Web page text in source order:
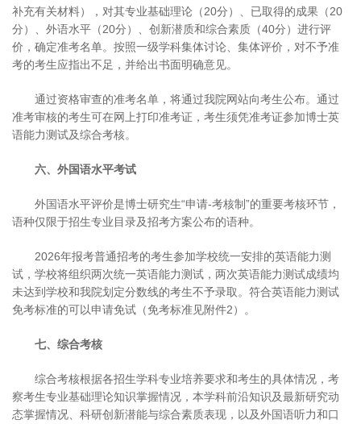
补充有关材料），对其专业基础理论（20分）、已取得的成果（20
分）、外语水平（20分）、创新潜质和综合素质（40分）进行评
价，确定准考名单。按照一级学科集体讨论、集体评价，对不予准
考的考生应指出不足，并给出书面明确意见。
通过资格审查的准考名单，将通过我院网站向考生公布。通过
准考审核的考生可在网上打印准考证，考生须凭准考证参加博士英
语能力测试及综合考核。
六、外国语水平考试
外国语水平评价是博士研究生“申请-考核制”的重要考核环节，
语种仅限于招生专业目录及招考方案公布的语种。
2026年报考普通招考的考生参加学校统一安排的英语能力测
试，学校将组织两次统一英语能力测试，两次英语能力测试成绩均
未达到学校和我院划定分数线的考生不予录取。符合英语能力测试
免考标准的可以申请免试（免考标准见附件2）。
七、综合考核
综合考核根据各招生学科专业培养要求和考生的具体情况，考
察考生专业基础理论知识掌握情况，本学科前沿知识及最新研究动
态掌握情况、科研创新潜能与综合素质表现，以及外国语听力和口